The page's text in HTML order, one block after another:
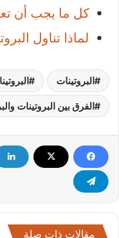
كل ما يجب أن
لماذا تناول
البروتينات
الفرق بين البروتينات
مقالات ذات صلة